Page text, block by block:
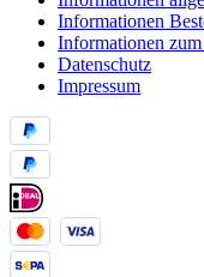
Informationen
Informationen
Datenschutz
Impressum